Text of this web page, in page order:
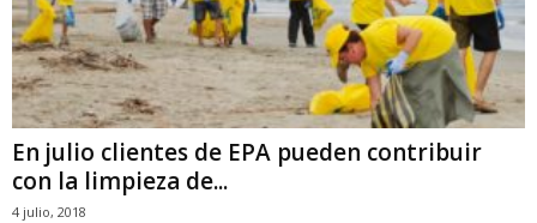
En julio clientes de EPA pueden contribuir
con la limpieza de...
4 julio, 2018